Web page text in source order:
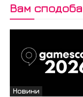
Вам
Новини